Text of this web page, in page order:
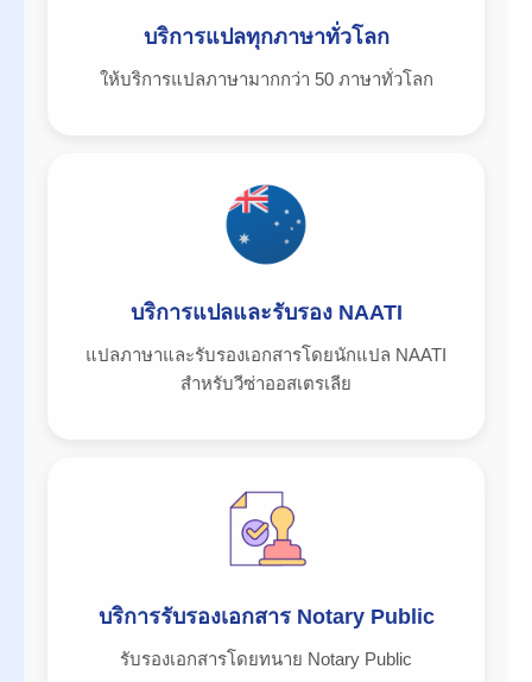
บริการแปลทุกภาษาทั่วโลก
ให้บริการแปลภาษามากกว่า 50 ภาษาทั่วโลก
บริการแปลและรับรอง NAATI
แปลภาษาและรับรองเอกสารโดยนักแปล NAATI
สำหรับวีซ่าออสเตรเลีย
บริการรับรองเอกสาร Notary Public
รับรองเอกสารโดยทนาย Notary Public